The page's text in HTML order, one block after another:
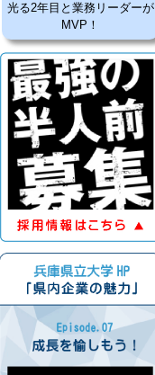
光る2年目と業務リーダーが
MVP！